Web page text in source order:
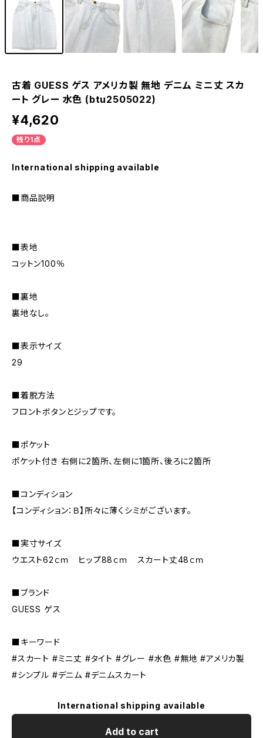
古着 GUESS ゲス アメリカ製 無地 デニム ミニ丈 スカ
ート グレー 水色 (btu2505022)
¥4,620
残り1点
International shipping available
■商品説明
■表地
コットン100％
■裏地
裏地なし。
■表示サイズ
29
■着脱方法
フロントボタンとジップです。
■ポケット
ポケット付き 右側に2箇所、左側に1箇所、後ろに2箇所
■コンディション
【コンディション：Ｂ】所々に薄くシミがございます。
■実寸サイズ
ウエスト62ｃｍ ヒップ88ｃｍ スカート丈48ｃｍ
■ブランド
GUESS ゲス
■キーワード
#スカート #ミニ丈 #タイト #グレー #水色 #無地 #アメリカ製
#シンプル #デニム #デニムスカート
International shipping available
Add to cart